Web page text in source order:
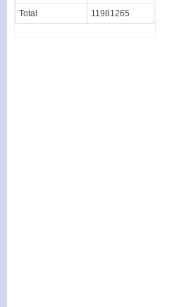
Total 11981265